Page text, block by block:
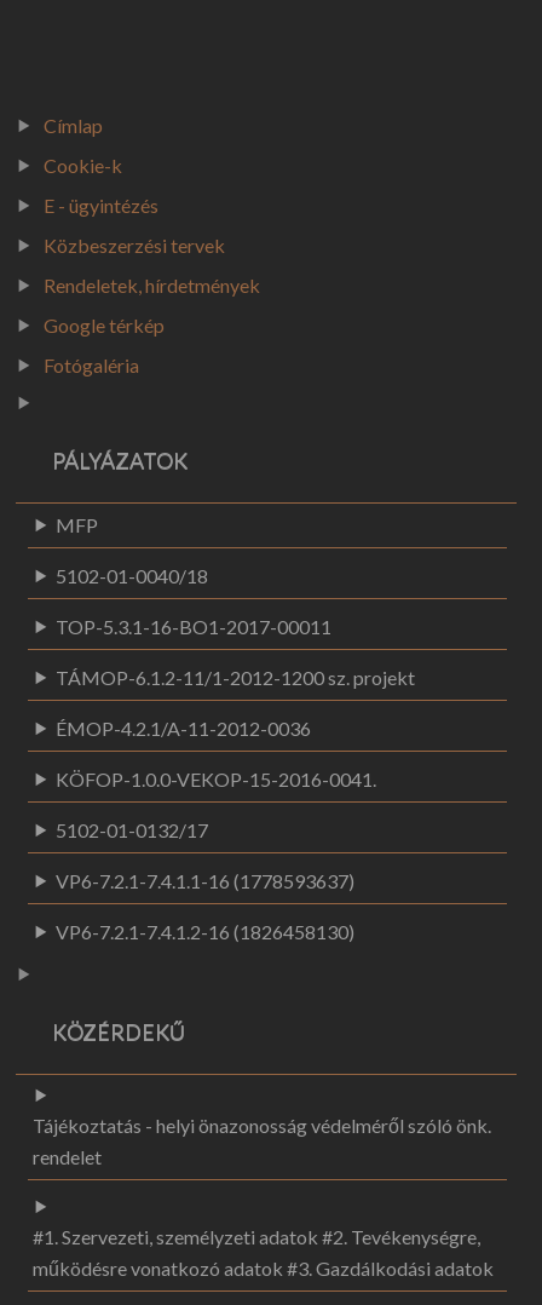
SZÁLLÁSHELY NYILVÁNTARTÁS
VÁLASZTÁSI INFORMÁCIÓK
VÁLASZTÁSI ÜGYINTÉZÉS
2026. ÉVI VÁLASZTÁS
KORÁBBI VÁLASZTÁSOK (2024)
Címlap
Cookie-k
E - ügyintézés
Közbeszerzési tervek
Rendeletek, hírdetmények
Google térkép
Fotógaléria
PÁLYÁZATOK
MFP
5102-01-0040/18
TOP-5.3.1-16-BO1-2017-00011
TÁMOP-6.1.2-11/1-2012-1200 sz. projekt
ÉMOP-4.2.1/A-11-2012-0036
KÖFOP-1.0.0-VEKOP-15-2016-0041.
5102-01-0132/17
VP6-7.2.1-7.4.1.1-16 (1778593637)
VP6-7.2.1-7.4.1.2-16 (1826458130)
KÖZÉRDEKŰ
Tájékoztatás - helyi önazonosság védelméről szóló önk.
rendelet
#1. Szervezeti, személyzeti adatok #2. Tevékenységre,
működésre vonatkozó adatok #3. Gazdálkodási adatok